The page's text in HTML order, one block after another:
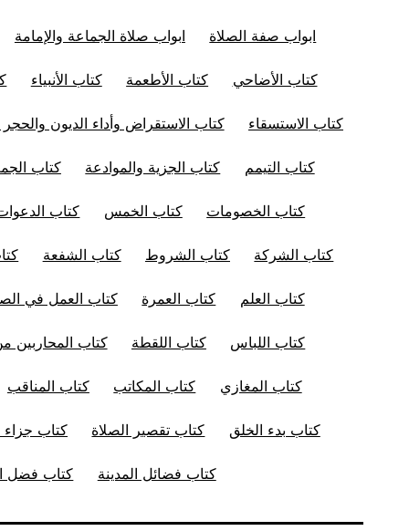
ابواب صفة الصلاة ابواب صلاة الجماعة والإمامة
كتاب الأضاحي كتاب الأطعمة كتاب الأنبياء
كتاب الاستسقاء كتاب الاستقراض وأداء الديون
كتاب التيمم كتاب الجزية والموادعة كتاب
كتاب الخصومات كتاب الخمس كتاب
كتاب الشركة كتاب الشروط كتاب الشفعة
كتاب العلم كتاب العمرة كتاب العمل في
كتاب اللباس كتاب اللقطة كتاب المحاربين
كتاب المغازي كتاب المكاتب كتاب المناقب
كتاب بدء الخلق كتاب تقصير الصلاة كتاب جزاء
كتاب فضائل المدينة كتاب فضل